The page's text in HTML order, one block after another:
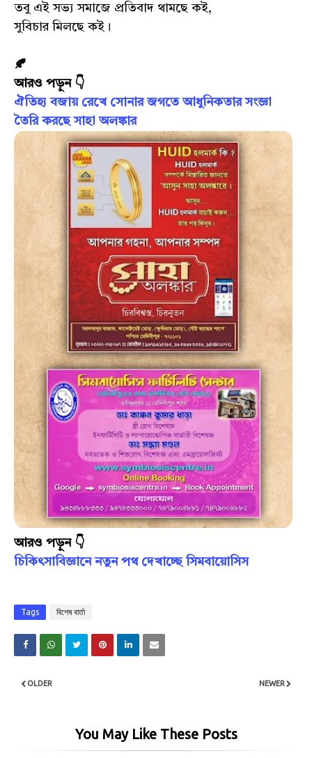
তবু এই সভ্য সমাজে প্রতিবাদ থামছে কই,
সুবিচার মিলছে কই।
🍂
আরও পড়ুন 👇
ঐতিহ্য বজায় রেখে সোনার জগতে আধুনিকতার সংজ্ঞা
তৈরি করছে সাহা অলঙ্কার
আরও পড়ুন 👇
চিকিৎসাবিজ্ঞানে নতুন পথ দেখাচ্ছে সিমবায়োসিস
Tags বিশেষ বার্তা
NEWER
OLDER
You May Like These Posts